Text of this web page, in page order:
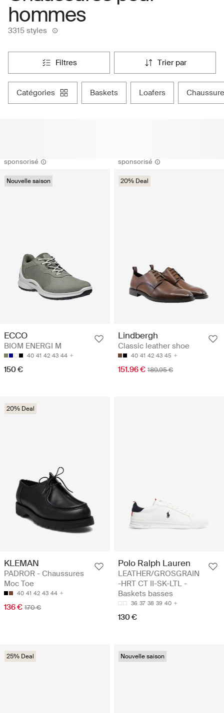
hommes
3315 styles
filtres trier par
catégories baskets loafers
sponsorisé
Nouvelle saison
ECCO
BIOM ENERGI M
40 41 42 43 44
150 €
sponsorisé
20% Deal
Lindbergh
Classic leather shoe
40 41 42 43 45
151.96 € 189.95 €
20% Deal
KLEMAN
PADROR - Chaussures
Moc Toe
40 41 42 43 44
136 € 170 €
Polo Ralph Lauren
LEATHER/GROSGRAIN
-HRT CT II-SK-LTL -
Baskets basses
36 37 38 39 40
130 €
25% Deal Nouvelle saison